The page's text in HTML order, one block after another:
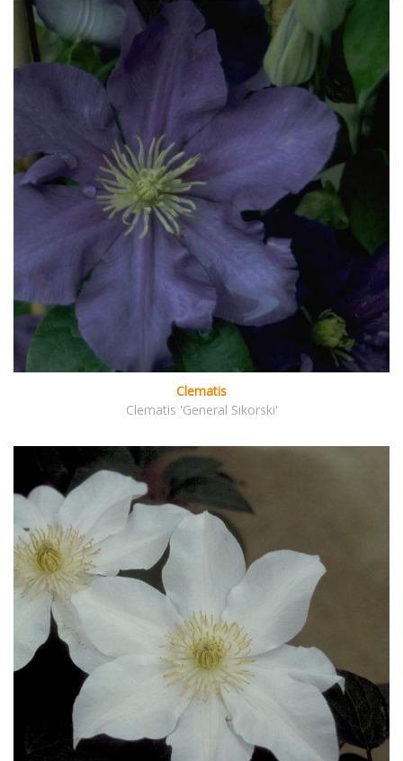
Clematis
Clematis 'General Sikorski'